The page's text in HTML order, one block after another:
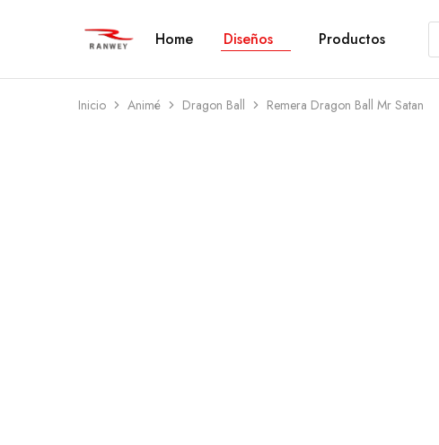
Ranwey
Tu
Tu
Diseño
Tu
Tu
—
Remeras,
Home Diseños Productos
Inicio Animé Dragon Ball Remera Dragon Ball Mr Satan